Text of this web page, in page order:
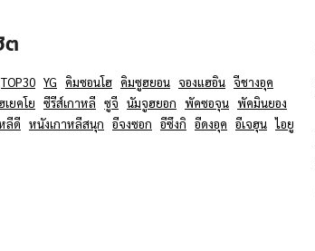
ต
TOP30 YG คิมซอนโฮ คิมซูฮยอน จองแฮอิน จีชางอุค
เยคโย ซีรีส์เกาหลี ซูจี นัมจูฮยอก พัคซอจุน พัคมินยอง
ลีดี หนังเกาหลีสนุก อีจงซอก อีซึงกิ อีดงอุค อีเจฮุน ไอยู